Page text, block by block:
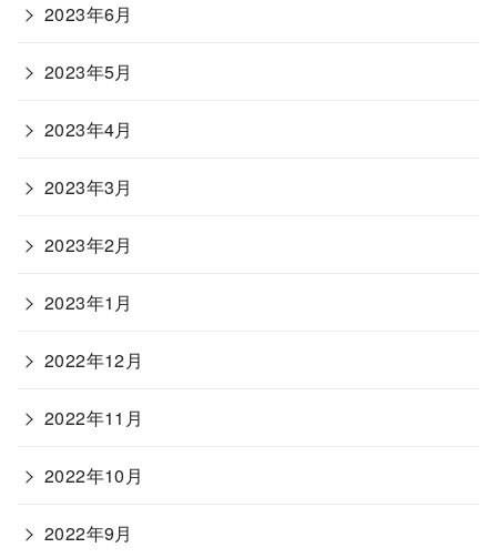
2023年6月
2023年5月
2023年4月
2023年3月
2023年2月
2023年1月
2022年12月
2022年11月
2022年10月
2022年9月